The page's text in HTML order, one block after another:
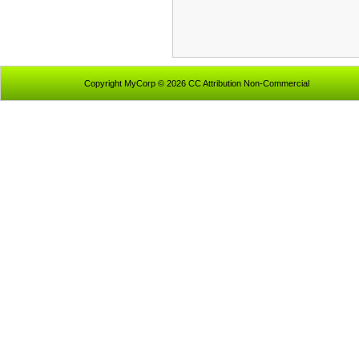
Copyright MyCorp © 2026 CC Attribution Non-Commercial